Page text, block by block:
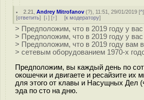
2.21 ,Andrey Mitrofanov (?), 11:51, 29/01/2019 [^
[ответить] [↓] [↑] [к модератору]
> Предположим, что в 2019 году у вас
> Предположим, что в 2019 году у
> Предположим, что в 2019 году вам
> сетевым оборудованием 1970-х
Предположим, вы каждый день по
окошечки и двигаете и ресайзите их
для этого от клавы и Насущных Дел
эда по сто на дню.